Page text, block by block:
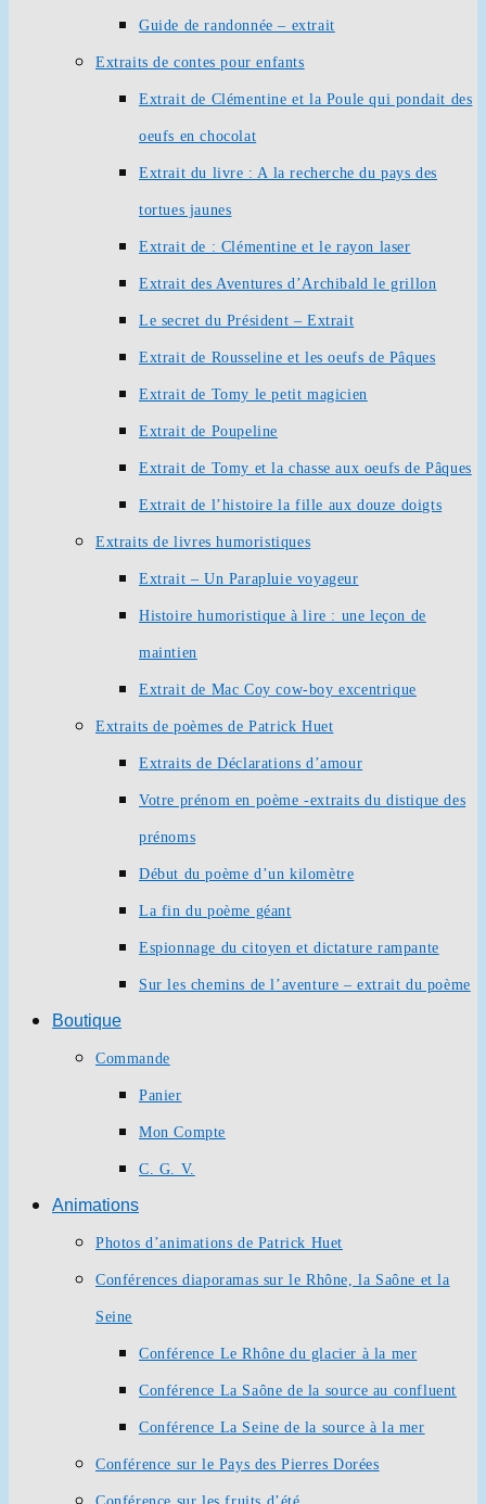
Guide de randonnée – extrait
Extraits de contes pour enfants
Extrait de Clémentine et la Poule qui pondait des
oeufs en chocolat
Extrait du livre : A la recherche du pays des
tortues jaunes
Extrait de : Clémentine et le rayon laser
Extrait des Aventures d’Archibald le grillon
Le secret du Président – Extrait
Extrait de Rousseline et les oeufs de Pâques
Extrait de Tomy le petit magicien
Extrait de Poupeline
Extrait de Tomy et la chasse aux oeufs de Pâques
Extrait de l’histoire la fille aux douze doigts
Extraits de livres humoristiques
Extrait – Un Parapluie voyageur
Histoire humoristique à lire : une leçon de
maintien
Extrait de Mac Coy cow-boy excentrique
Extraits de poèmes de Patrick Huet
Extraits de Déclarations d’amour
Votre prénom en poème -extraits du distique des
prénoms
Début du poème d’un kilomètre
La fin du poème géant
Espionnage du citoyen et dictature rampante
Sur les chemins de l’aventure – extrait du poème
Boutique
Commande
Panier
Mon Compte
C. G. V.
Animations
Photos d’animations de Patrick Huet
Conférences diaporamas sur le Rhône, la Saône et la
Seine
Conférence Le Rhône du glacier à la mer
Conférence La Saône de la source au confluent
Conférence La Seine de la source à la mer
Conférence sur le Pays des Pierres Dorées